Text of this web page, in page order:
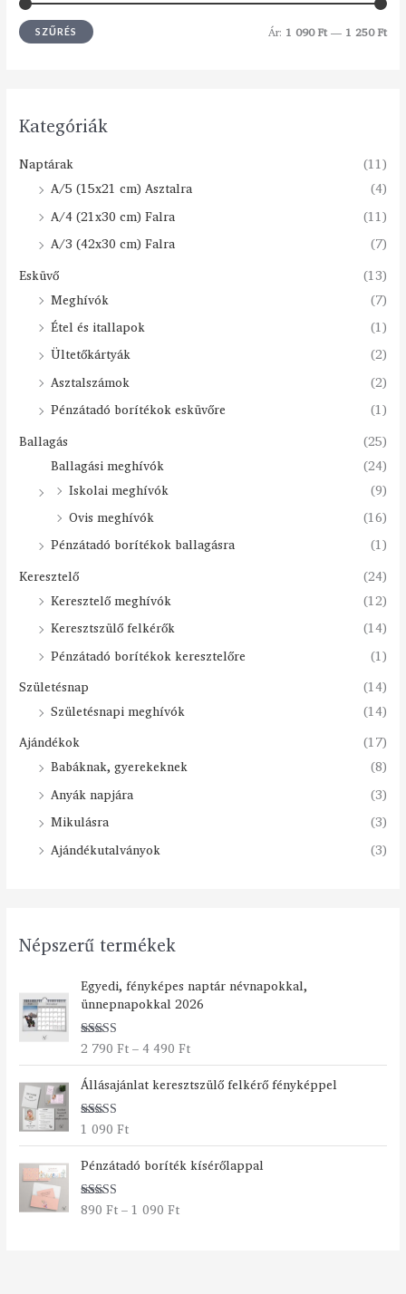
SZŰRÉS Ár: 1 090 Ft— 1 250 Ft
Kategóriák
Naptárak
(11)
A/5 (15x21 cm) Asztalra
(4)
A/4 (21x30 cm) Falra
(11)
A/3 (42x30 cm) Falra
(7)
Esküvő
(13)
Meghívók
(7)
Étel és itallapok
(1)
Ültetőkártyák
(2)
Asztalszámok
(2)
Pénzátadó borítékok esküvőre
(1)
Ballagás
(25)
Ballagási meghívók
(24)
Iskolai meghívók
(9)
Ovis meghívók
(16)
Pénzátadó borítékok ballagásra
(1)
Keresztelő
(24)
Keresztelő meghívók
(12)
Keresztszülő felkérők
(14)
Pénzátadó borítékok keresztelőre
(1)
Születésnap
(14)
Születésnapi meghívók
(14)
Ajándékok
(17)
Babáknak, gyerekeknek
(8)
Anyák napjára
(3)
Mikulásra
(3)
Ajándékutalványok
(3)
Népszerű termékek
Egyedi, fényképes naptár névnapokkal,
ünnepnapokkal 2026
Értékelés:
2 790Ft – 4 490Ft
r
t
r
t
o
n
y
Állásajánlat keresztszülő felkérő fényképpel
Értékelés:
1 090Ft
Pénzátadó boríték kísérőlappal
Értékelés:
890Ft – 1 090Ft
Á
r
a